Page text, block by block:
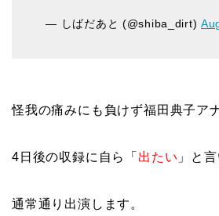
— しばだあと (@shiba_dirt)
怪我の痛みにも負けず福田典子ア
4日後の収録に自ら「 出たい 」と
通常通り出演します。